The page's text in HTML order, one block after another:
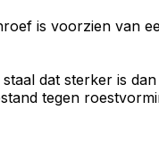
is voorzien van
dat sterker is
tegen